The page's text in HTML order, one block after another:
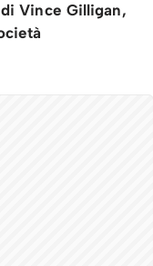
Vince Gilligan,